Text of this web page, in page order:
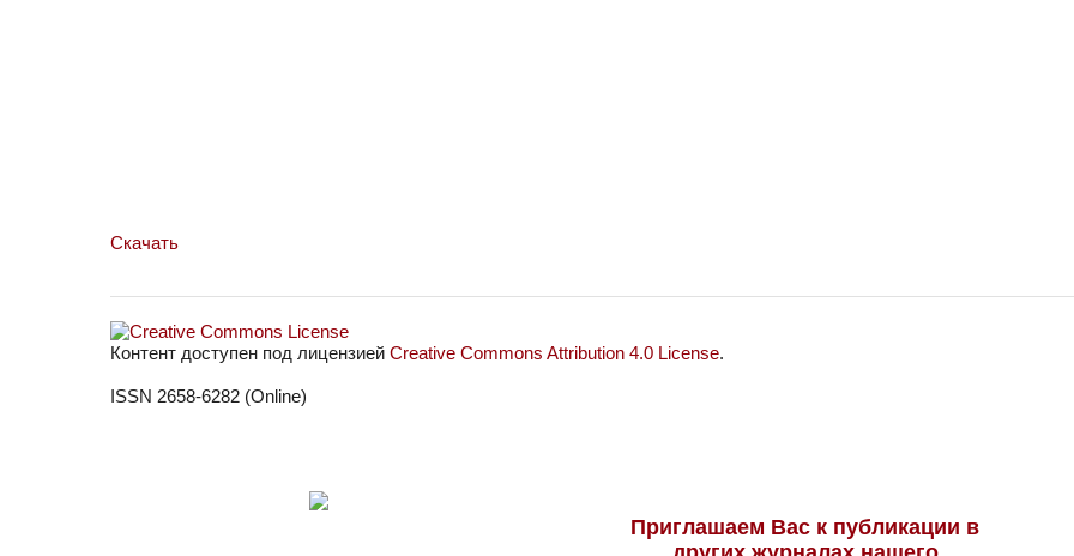
Скачать
Контент доступен под лицензией Creative Commons Attribution 4.0 License.
ISSN 2658-6282 (Online)
Приглашаем Вас к публикации в